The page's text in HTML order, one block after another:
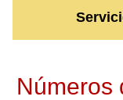
Números